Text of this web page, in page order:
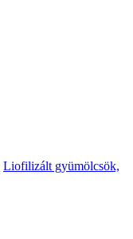
Liofilizált gyümölcsök,